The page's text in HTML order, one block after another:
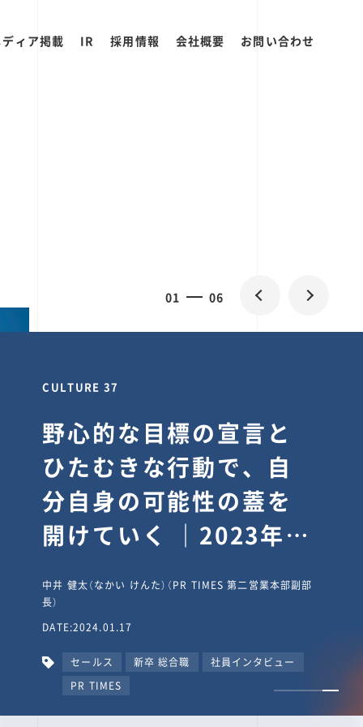
ィア掲載 IR 採用情報 会社概要 お問い合わせ
01 06
CULTURE 37
野心的な目標の宣言と
ひたむきな行動で、自
分自身の可能性の蓋を
開けていく ｜2023年度
タビュー #PR
TIMESな人たち
中井 健太（なかい けんた）（PR TIMES 第二営業本部副部
長）
DATE:2024.01.17
セールス 新卒 総合職
社員インタビュー
PR TIMES